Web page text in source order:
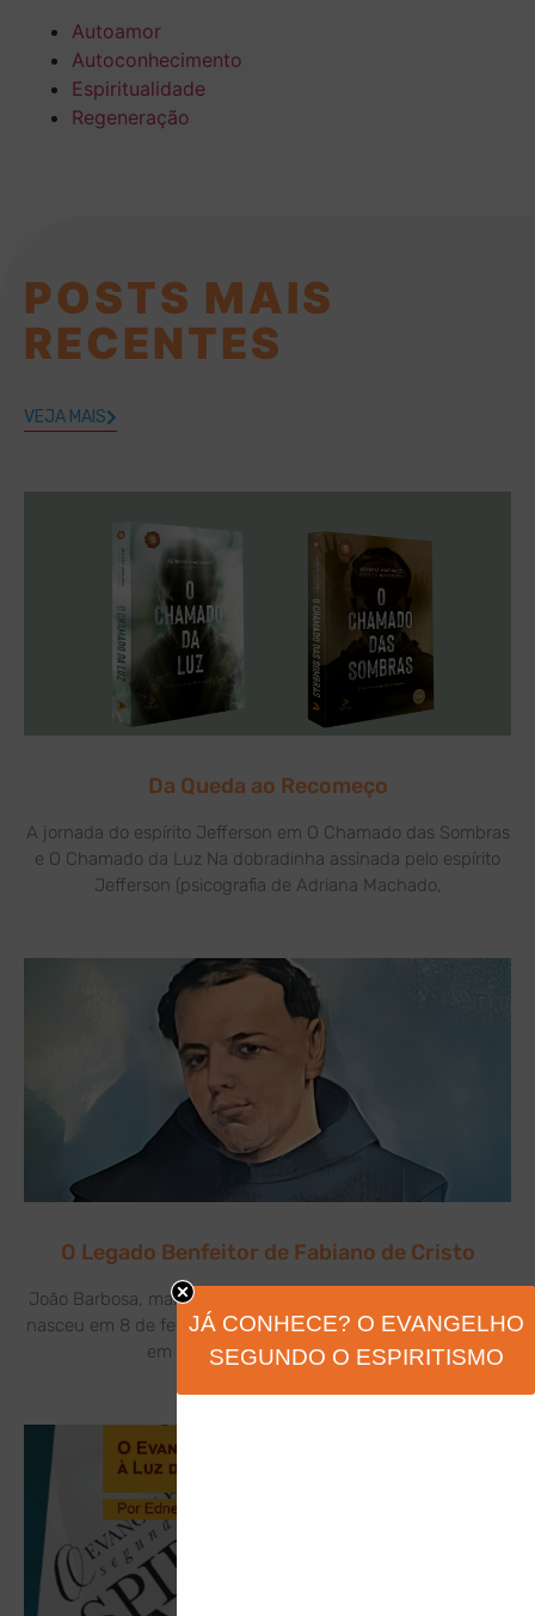
Autoamor
Autoconhecimento
Espiritualidade
Regeneração
POSTS MAIS
RECENTES
VEJA MAIS
Da Queda ao Recomeço
A jornada do espírito Jefferson em O Chamado das Sombras
e O Chamado da Luz Na dobradinha assinada pelo espírito
Jefferson (psicografia de Adriana Machado,
O Legado Benfeitor de Fabiano de Cristo
João Barbosa, mais conhecido como Frei Fabiano de Cristo,
nasceu em 8 de fevereiro de 1676, na freguesia de Soengas,
em Portugal. Filho de Gervásio
JÁ CONHECE? O EVANGELHO
SEGUNDO O ESPIRITISMO